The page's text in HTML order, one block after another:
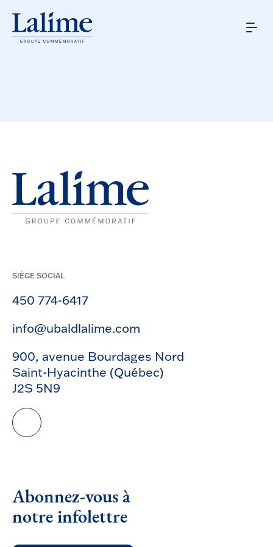
SIÈGE SOCIAL
450 774-6417
info@ubaldlalime.com
900, avenue Bourdages Nord
Saint-Hyacinthe (Québec)
J2S 5N9
Abonnez-vous à
notre infolettre